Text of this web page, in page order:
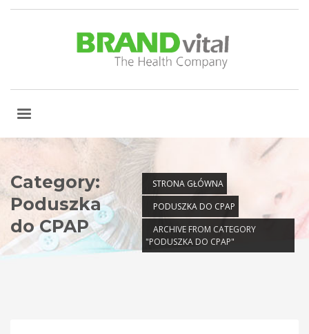
STRONA GŁÓWNA
PODUSZKA DO CPAP
ARCHIVE FROM CATEGORY
"PODUSZKA DO CPAP"
Category:
Poduszka
do CPAP